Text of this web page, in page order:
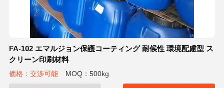
FA-102 エマルジョン保護コーティング 耐候性 環境配慮型 ス
クリーン印刷材料
価格：交渉可能 MOQ：500kg